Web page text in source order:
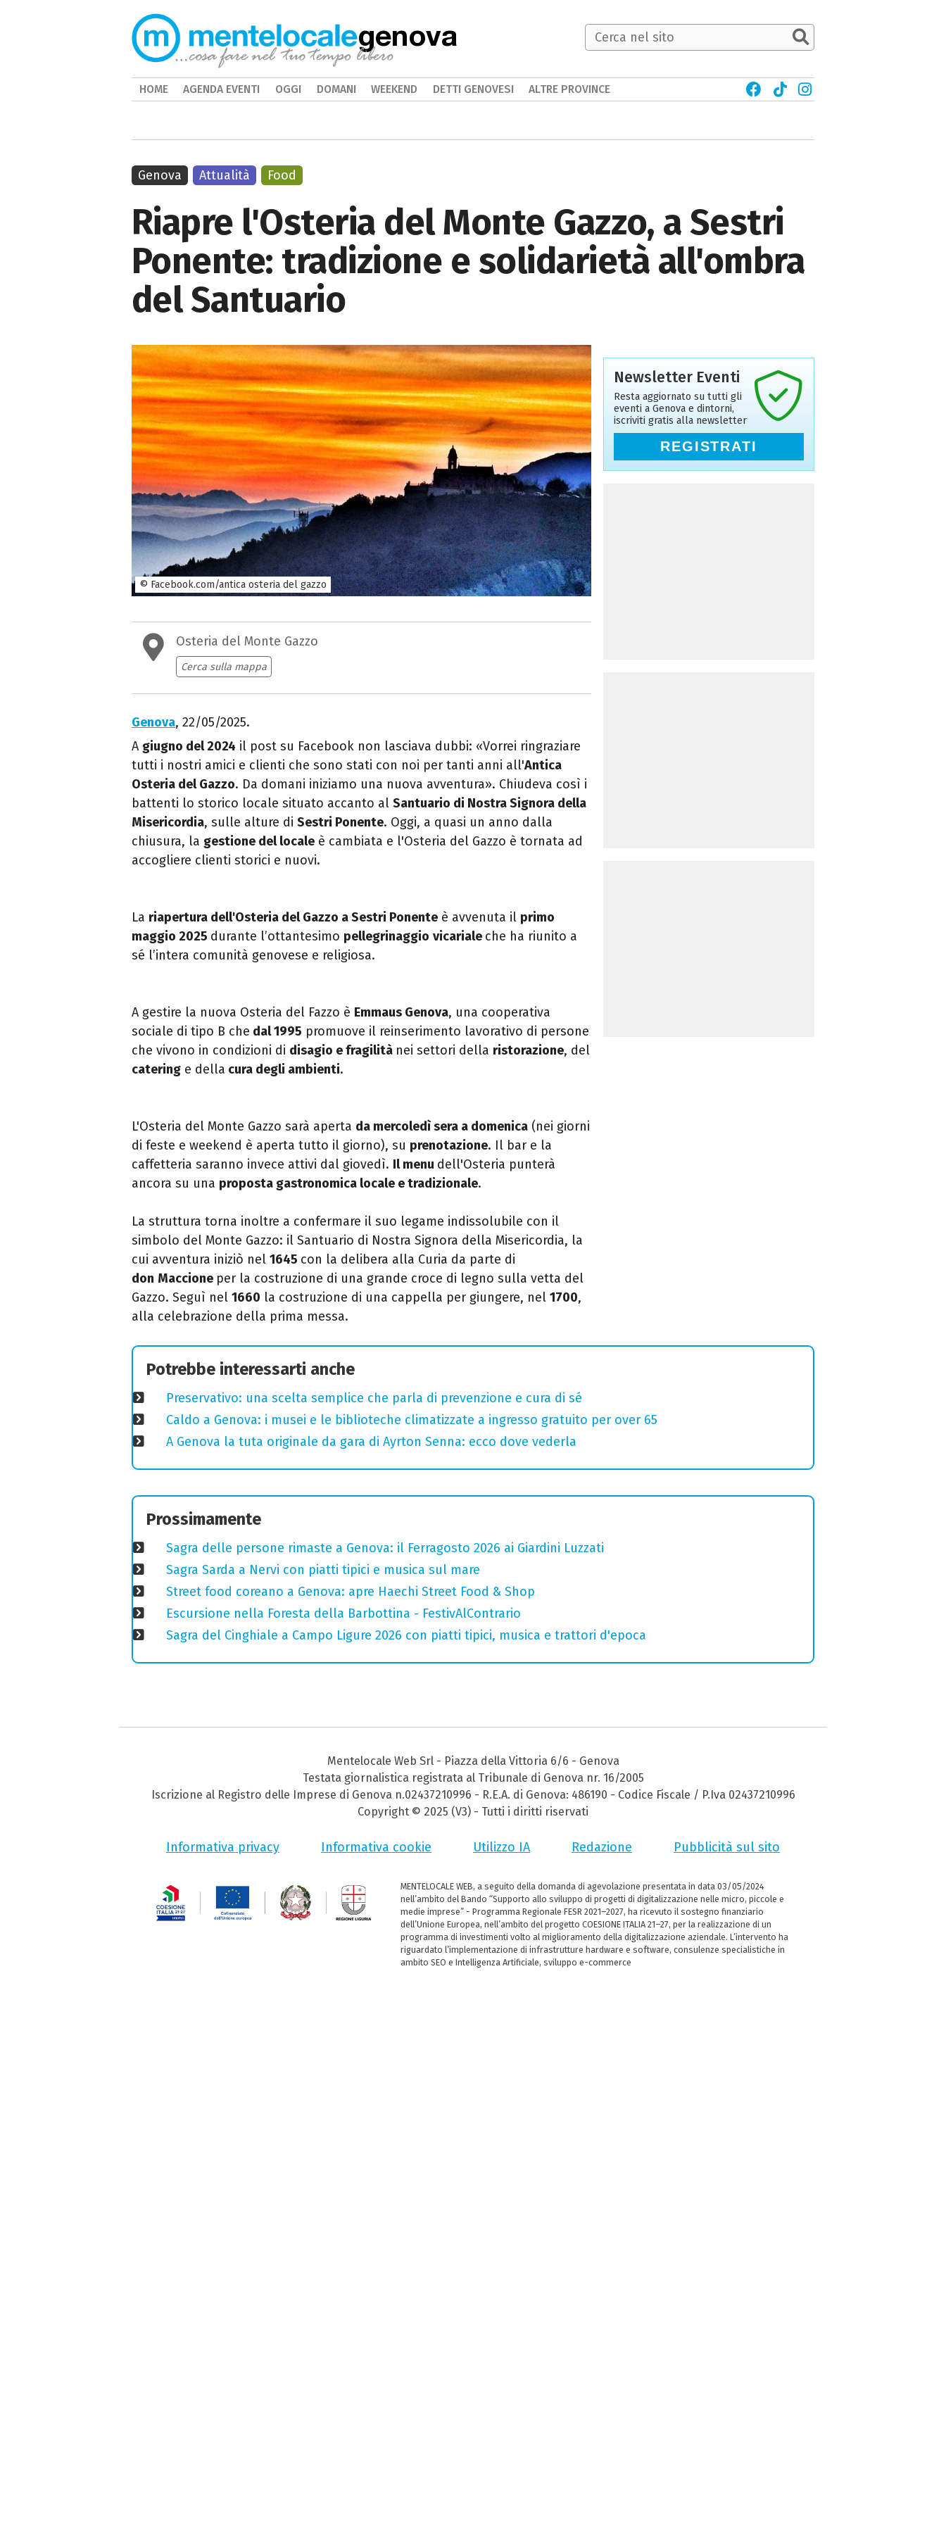
Riapre l'Osteria del Monte Gazzo, a Sestri
Ponente: tradizione e solidarietà all'ombra
del Santuario
© Facebook.com/antica osteria del gazzo
Osteria del Monte Gazzo
Cerca sulla mappa
Genova, 22/05/2025.
A giugno del 2024 il post su Facebook non lasciava dubbi: «Vorrei ringraziare
tutti i nostri amici e clienti che sono stati con noi per tanti anni all'Antica
Osteria del Gazzo. Da domani iniziamo una nuova avventura». Chiudeva così i
battenti lo storico locale situato accanto al Santuario di Nostra Signora della
Misericordia, sulle alture di Sestri Ponente. Oggi, a quasi un anno dalla
chiusura, la gestione del locale è cambiata e l'Osteria del Gazzo è tornata ad
accogliere clienti storici e nuovi.
La riapertura dell'Osteria del Gazzo a Sestri Ponente è avvenuta il primo
maggio 2025 durante l’ottantesimo pellegrinaggio vicariale che ha riunito a
sé l’intera comunità genovese e religiosa.
A gestire la nuova Osteria del Fazzo è Emmaus Genova, una cooperativa
sociale di tipo B che dal 1995 promuove il reinserimento lavorativo di persone
che vivono in condizioni di disagio e fragilità nei settori della ristorazione, del
catering e della cura degli ambienti.
L'Osteria del Monte Gazzo sarà aperta da mercoledì sera a domenica (nei giorni
di feste e weekend è aperta tutto il giorno), su prenotazione. Il bar e la
caffetteria saranno invece attivi dal giovedì. Il menu dell'Osteria punterà
ancora su una proposta gastronomica locale e tradizionale.
La struttura torna inoltre a confermare il suo legame indissolubile con il
simbolo del Monte Gazzo: il Santuario di Nostra Signora della Misericordia, la
cui avventura iniziò nel 1645 con la delibera alla Curia da parte di
don Maccione per la costruzione di una grande croce di legno sulla vetta del
Gazzo. Seguì nel 1660 la costruzione di una cappella per giungere, nel 1700,
alla celebrazione della prima messa.
Genova Attualità Food
Newsletter Eventi
Resta aggiornato su tutti gli
eventi a Genova e dintorni,
iscriviti gratis alla newsletter
REGISTRATI
Potrebbe interessarti anche
Preservativo: una scelta semplice che parla di prevenzione e cura di sé
Caldo a Genova: i musei e le biblioteche climatizzate a ingresso gratuito per over 65
A Genova la tuta originale da gara di Ayrton Senna: ecco dove vederla
Prossimamente
Sagra delle persone rimaste a Genova: il Ferragosto 2026 ai Giardini Luzzati
Sagra Sarda a Nervi con piatti tipici e musica sul mare
Street food coreano a Genova: apre Haechi Street Food & Shop
Escursione nella Foresta della Barbottina - FestivAlContrario
Sagra del Cinghiale a Campo Ligure 2026 con piatti tipici, musica e trattori d'epoca
genova
HOME AGENDA EVENTI OGGI DOMANI WEEKEND DETTI GENOVESI ALTRE PROVINCE
Mentelocale Web Srl - Piazza della Vittoria 6/6 - Genova
Testata giornalistica registrata al Tribunale di Genova nr. 16/2005
Iscrizione al Registro delle Imprese di Genova n.02437210996 - R.E.A. di Genova: 486190 - Codice Fiscale / P.Iva 02437210996
Copyright © 2025 (V3) - Tutti i diritti riservati
Informativa privacy Informativa cookie Utilizzo IA Redazione Pubblicità sul sito
MENTELOCALE WEB, a seguito della domanda di agevolazione presentata in data 03/05/2024
nell’ambito del Bando “Supporto allo sviluppo di progetti di digitalizzazione nelle micro, piccole e
medie imprese” - Programma Regionale FESR 2021–2027, ha ricevuto il sostegno finanziario
dell’Unione Europea, nell’ambito del progetto COESIONE ITALIA 21–27, per la realizzazione di un
programma di investimenti volto al miglioramento della digitalizzazione aziendale. L’intervento ha
riguardato l’implementazione di infrastrutture hardware e software, consulenze specialistiche in
ambito SEO e Intelligenza Artificiale, sviluppo e-commerce